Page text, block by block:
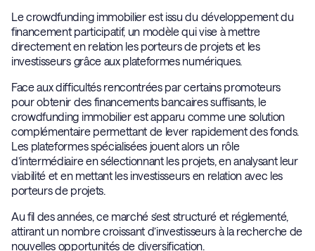
Le crowdfunding immobilier est issu du développement du
financement participatif, un modèle qui vise à mettre
directement en relation les porteurs de projets et les
investisseurs grâce aux plateformes numériques.
Face aux difficultés rencontrées par certains promoteurs
pour obtenir des financements bancaires suffisants, le
crowdfunding immobilier est apparu comme une solution
complémentaire permettant de lever rapidement des fonds.
Les plateformes spécialisées jouent alors un rôle
d’intermédiaire en sélectionnant les projets, en analysant leur
viabilité et en mettant les investisseurs en relation avec les
porteurs de projets.
Au fil des années, ce marché s’est structuré et réglementé,
attirant un nombre croissant d’investisseurs à la recherche de
nouvelles opportunités de diversification.